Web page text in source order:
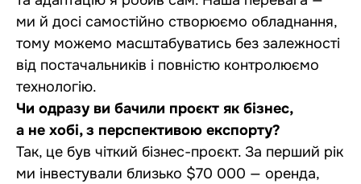
ми й досі самостійно створюємо обладнання,
тому можемо масштабуватись без залежності
від постачальників і повністю контролюємо
технологію.
Чи одразу ви бачили проєкт як бізнес,
а не хобі, з перспективою експорту?
Так, це був чіткий бізнес-проєкт. За перший рік
ми інвестували близько $70 000 — оренда,